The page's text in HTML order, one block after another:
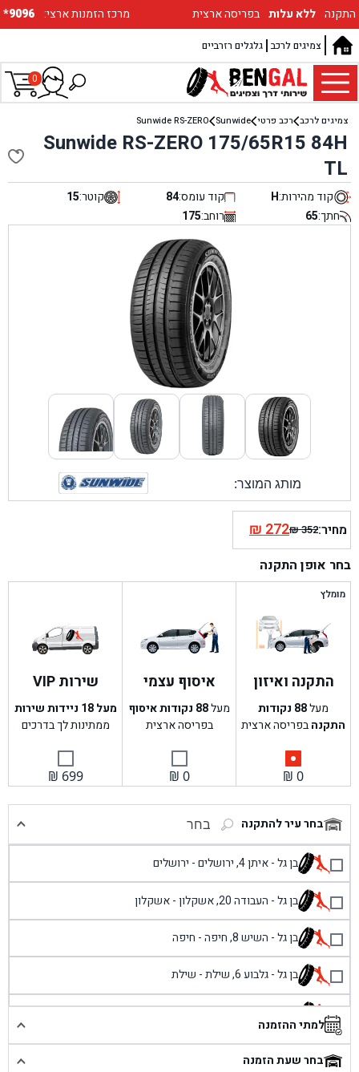
*9096 :מרכז הזמנות ארצי התקנה ללא עלות בפריסה ארצית
גלגלים רזרביים צמיגים לרכב
0
צמיגים לרכב רכב פרטי Sunwide
Sunwide RS-ZERO
Sunwide RS-ZERO 175/65R15 84H
TL
קוד מהירות:H קוד עומס:84 קוטר:15
חתך:65 רוחב:175
מותג המוצר:
מחיר: ₪352
המחיר
המקורי
היה:
₪272המחיר
הנוכחי
הוא:
בחר אופן התקנה
מומלץ
התקנה ואיזון
מעל88 נקודות
התקנהבפריסה ארצית
₪ 0
איסוף עצמי
מעל88 נקודות איסוף
בפריסה ארצית
₪ 0
שירות VIP
מעל 18 ניידות שירות
ממתינות לך בדרכים
₪ 699
בחר עיר להתקנה בחר
בן גל - איתן 4, ירושלים - ירושלים
בן גל - העבודה 20, אשקלון - אשקלון
בן גל - השיש 8, חיפה - חיפה
בן גל - גלבוע 6, שילת - שילת
בן גל - פוריידיס, כניסה צפונית מול כביש 4 - פרדיס
בן גל - שכונת אזור תעשייה זעירה, עיילבון - עיילבון
למתי ההזמנה
בחר שעת הזמנה